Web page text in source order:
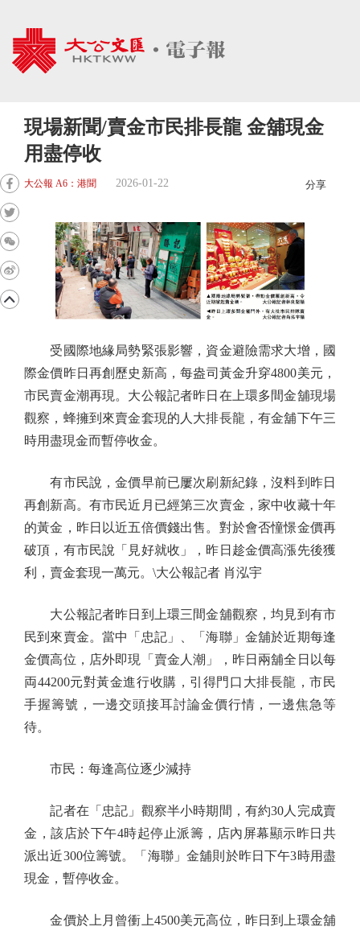
現場新聞/賣金市民排長龍 金舖現金
用盡停收
大公報 A6：港聞 2026-01-22 分享
受國際地緣局勢緊張影響，資金避險需求大增，國
際金價昨日再創歷史新高，每盎司黃金升穿4800美元，
市民賣金潮再現。大公報記者昨日在上環多間金舖現場
觀察，蜂擁到來賣金套現的人大排長龍，有金舖下午三
時用盡現金而暫停收金。
有市民說，金價早前已屢次刷新紀錄，沒料到昨日
再創新高。有市民近月已經第三次賣金，家中收藏十年
的黃金，昨日以近五倍價錢出售。對於會否憧憬金價再
破頂，有市民說「見好就收」，昨日趁金價高漲先後獲
利，賣金套現一萬元。\大公報記者 肖泓宇
大公報記者昨日到上環三間金舖觀察，均見到有市
民到來賣金。當中「忠記」、「海聯」金舖於近期每逢
金價高位，店外即現「賣金人潮」，昨日兩舖全日以每
両44200元對黃金進行收購，引得門口大排長龍，市民
手握籌號，一邊交頭接耳討論金價行情，一邊焦急等
待。
市民：每逢高位逐少減持
記者在「忠記」觀察半小時期間，有約30人完成賣
金，該店於下午4時起停止派籌，店內屏幕顯示昨日共
派出近300位籌號。「海聯」金舖則於昨日下午3時用盡
現金，暫停收金。
金價於上月曾衝上4500美元高位，昨日到上環金舖